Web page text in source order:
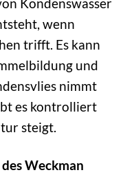
wenn
trifft. Es kann
und
nimmt
es kontrolliert
steigt.
Weckman